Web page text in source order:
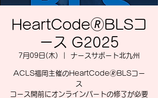
HeartCode🄬BLSコ
ース G2025
7月09日(木) ナースサポート北九州
ACLS福岡主催のHeartCode🄬BLSコー
ス
コース開前にオンラインパートの修了が必要